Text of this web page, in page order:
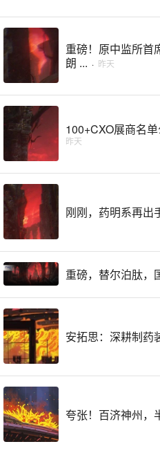
重磅！原中监所首
朗 ... · 昨天
100+CXO展商名
昨天
刚刚，药明系再出
重磅，替尔泊肽，
安拓思：深耕制药
夸张！百济神州，